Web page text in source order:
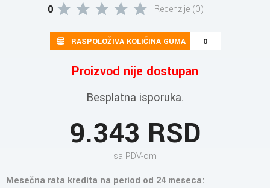
0 Recenzije (0)
RASPOLOŽIVA KOLIČINA GUMA 0
Proizvod nije dostupan
Besplatna isporuka.
9.343 RSD
sa PDV-om
Mesečna rata kredita na period od 24 meseca: